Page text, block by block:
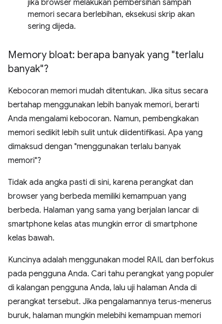
jika browser melakukan pembersihan sampah
memori secara berlebihan, eksekusi skrip akan
sering dijeda.
Memory bloat: berapa banyak yang "terlalu
banyak"?
Kebocoran memori mudah ditentukan. Jika situs secara
bertahap menggunakan lebih banyak memori, berarti
Anda mengalami kebocoran. Namun, pembengkakan
memori sedikit lebih sulit untuk diidentifikasi. Apa yang
dimaksud dengan "menggunakan terlalu banyak
memori"?
Tidak ada angka pasti di sini, karena perangkat dan
browser yang berbeda memiliki kemampuan yang
berbeda. Halaman yang sama yang berjalan lancar di
smartphone kelas atas mungkin error di smartphone
kelas bawah.
Kuncinya adalah menggunakan model RAIL dan berfokus
pada pengguna Anda. Cari tahu perangkat yang populer
di kalangan pengguna Anda, lalu uji halaman Anda di
perangkat tersebut. Jika pengalamannya terus-menerus
buruk, halaman mungkin melebihi kemampuan memori